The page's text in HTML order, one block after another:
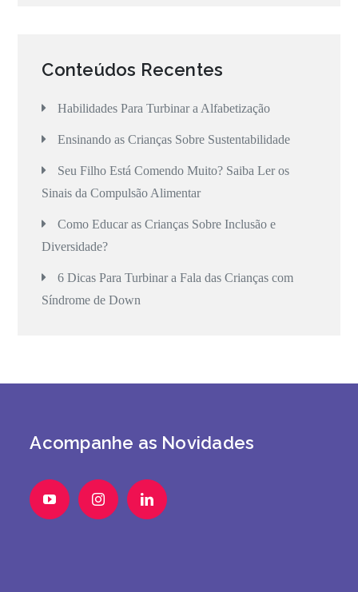
Conteúdos Recentes
Habilidades Para Turbinar a Alfabetização
Ensinando as Crianças Sobre Sustentabilidade
Seu Filho Está Comendo Muito? Saiba Ler os
Sinais da Compulsão Alimentar
Como Educar as Crianças Sobre Inclusão e
Diversidade?
6 Dicas Para Turbinar a Fala das Crianças com
Síndrome de Down
Acompanhe as Novidades